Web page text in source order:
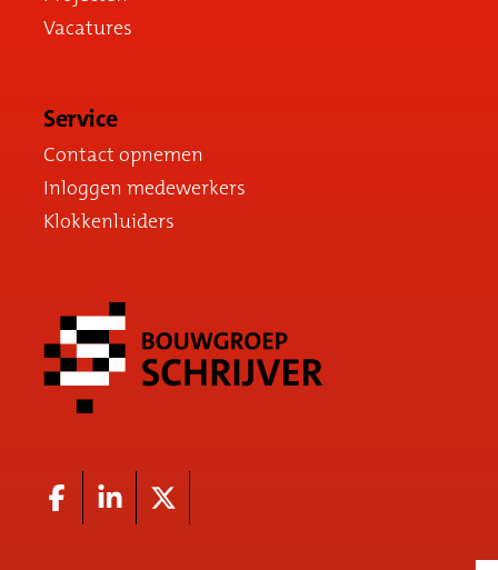
Vacatures
Service
Contact opnemen
Inloggen medewerkers
Klokkenluiders